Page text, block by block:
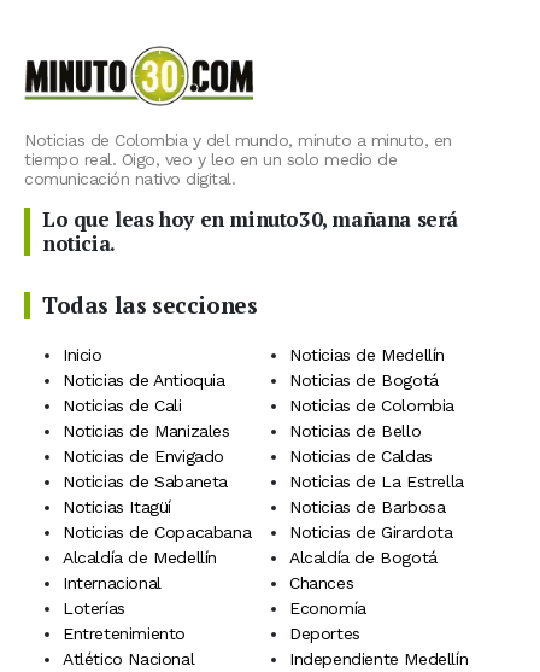
Noticias de Colombia y del mundo, minuto a minuto, en
tiempo real. Oigo, veo y leo en un solo medio de
comunicación nativo digital.
Lo que leas hoy en minuto30, mañana será
noticia.
Todas las secciones
Inicio
Noticias de Medellín
Noticias de Antioquia
Noticias de Bogotá
Noticias de Cali
Noticias de Colombia
Noticias de Manizales
Noticias de Bello
Noticias de Envigado
Noticias de Caldas
Noticias de Sabaneta
Noticias de La Estrella
Noticias Itagüí
Noticias de Barbosa
Noticias de Copacabana
Noticias de Girardota
Alcaldía de Medellín
Alcaldía de Bogotá
Internacional
Chances
Loterías
Economía
Entretenimiento
Deportes
Atlético Nacional
Independiente Medellín